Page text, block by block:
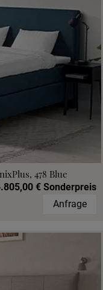
478 Blue
€ Sonderpreis
Anfrage